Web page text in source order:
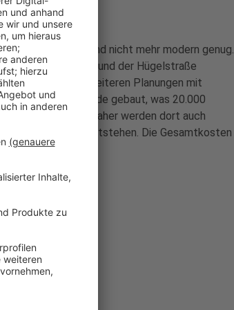
klein geworden und nicht mehr modern genug.
Friedhofsstraße und der Hügelstraße
sollen sie in die weiteren Planungen mit
städtischen Gelände gebaut, was 20.000
allein. Daher werden dort auch
und Forstamtes entstehen. Die Gesamtkosten